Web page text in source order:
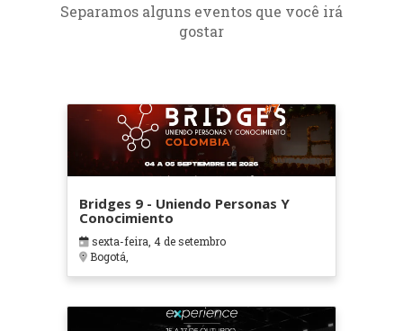
Separamos alguns eventos que você irá
gostar
Bridges 9 - Uniendo Personas Y
Conocimiento
sexta-feira, 4 de setembro
Bogotá,